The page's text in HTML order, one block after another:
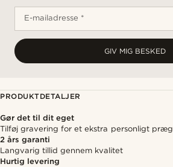
E-mailadresse *
GIV MIG BESKED
PRODUKTDETALJER
Gør det til dit eget
Tilføj gravering for et ekstra personligt præg
2 års garanti
Langvarig tillid gennem kvalitet
Hurtig levering